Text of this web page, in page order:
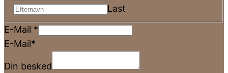
Last
E-Mail *
E-Mail*
Din besked